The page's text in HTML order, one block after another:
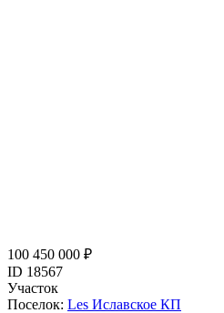
100 450 000 ₽
ID 18567
Участок
Поселок: Les Иславское КП